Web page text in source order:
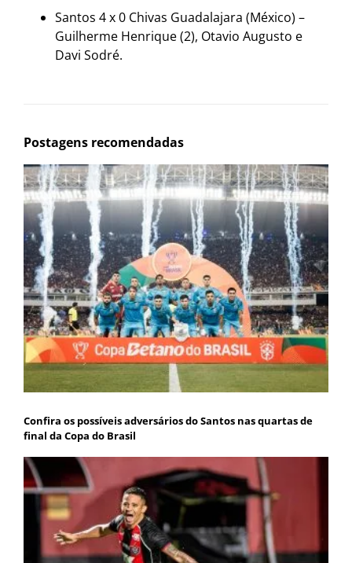
Santos 4 x 0 Chivas Guadalajara (México) –
Guilherme Henrique (2), Otavio Augusto e
Davi Sodré.
Postagens recomendadas
Confira os possíveis adversários do Santos nas quartas de
final da Copa do Brasil